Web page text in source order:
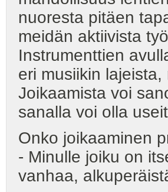
nuoresta pitäen
meidän aktiivista
Instrumenttien
eri musiikin
Joikaamista voi
sanalla voi olla
Onko joikaaminen
- Minulle joiku on
vanhaa,